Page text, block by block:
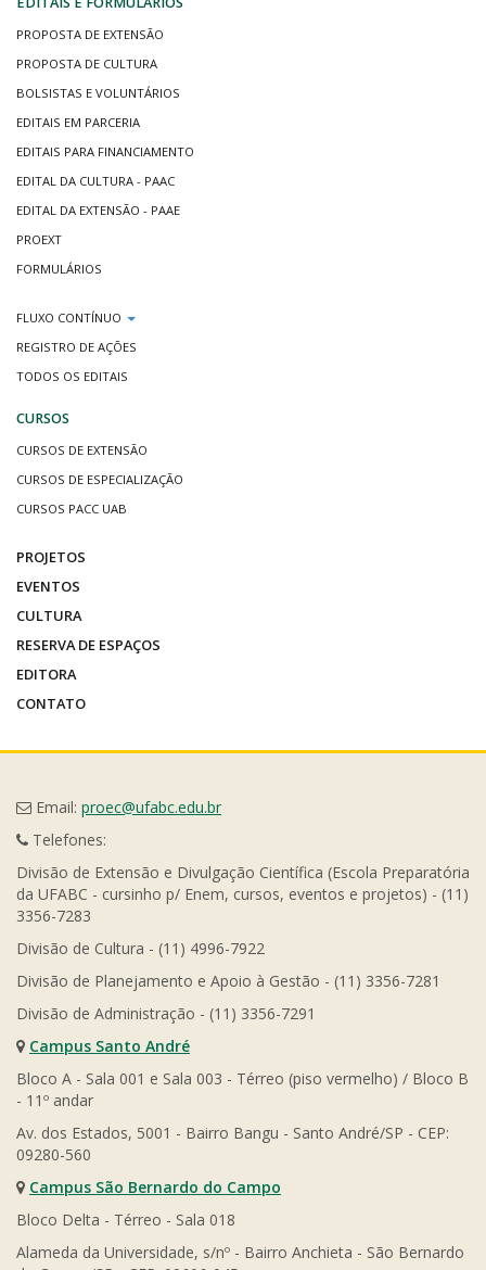
PROPOSTA DE EXTENSÃO
PROPOSTA DE CULTURA
BOLSISTAS E VOLUNTÁRIOS
EDITAIS EM PARCERIA
EDITAIS PARA FINANCIAMENTO
EDITAL DA CULTURA - PAAC
EDITAL DA EXTENSÃO - PAAE
PROEXT
FORMULÁRIOS
FLUXO CONTÍNUO
REGISTRO DE AÇÕES
TODOS OS EDITAIS
CURSOS
CURSOS DE EXTENSÃO
CURSOS DE ESPECIALIZAÇÃO
CURSOS PACC UAB
PROJETOS
EVENTOS
CULTURA
RESERVA DE ESPAÇOS
EDITORA
CONTATO
Email: proec@ufabc.edu.br
Telefones:
Divisão de Extensão e Divulgação Científica (Escola Preparatória
da UFABC - cursinho p/ Enem, cursos, eventos e projetos) - (11)
3356-7283
Divisão de Cultura - (11) 4996-7922
Divisão de Planejamento e Apoio à Gestão - (11) 3356-7281
Divisão de Administração - (11) 3356-7291
Campus Santo André
Bloco A - Sala 001 e Sala 003 - Térreo (piso vermelho) / Bloco B
- 11º andar
Av. dos Estados, 5001 - Bairro Bangu - Santo André/SP - CEP:
09280-560
Campus São Bernardo do Campo
Bloco Delta - Térreo - Sala 018
Alameda da Universidade, s/nº - Bairro Anchieta - São Bernardo